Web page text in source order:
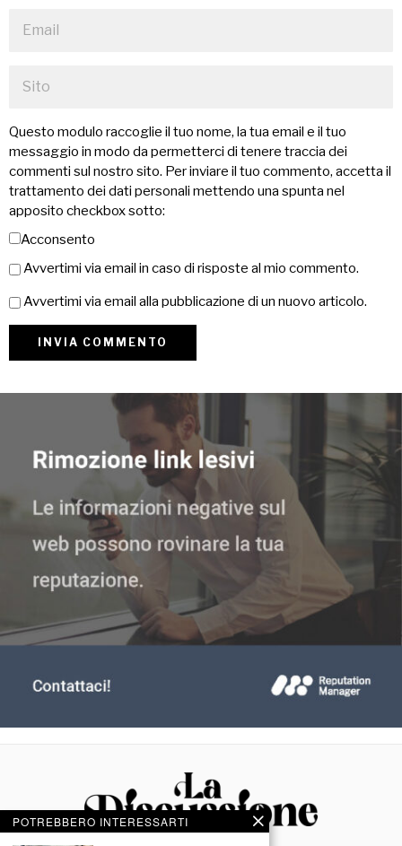
Questo modulo raccoglie il tuo nome, la tua email e il tuo
messaggio in modo da permetterci di tenere traccia dei
commenti sul nostro sito. Per inviare il tuo commento, accetta il
trattamento dei dati personali mettendo una spunta nel
apposito checkbox sotto:
Acconsento
Avvertimi via email in caso di risposte al mio commento.
Avvertimi via email alla pubblicazione di un nuovo articolo.
POTREBBERO INTERESSARTI